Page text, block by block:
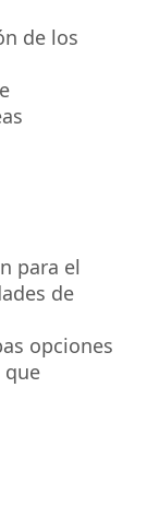
de los
para el
de
opciones
que